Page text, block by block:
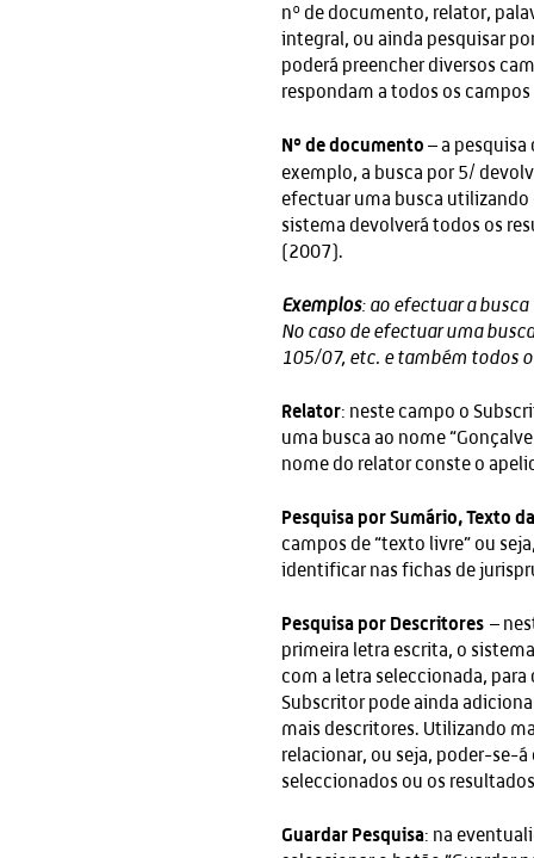
nº de documento, relator,
integral, ou ainda pesquisar
poderá preencher diversos
respondam a todos os
Nº de documento – a
exemplo, a busca por 5/
efectuar uma busca
sistema devolverá todos os
(2007).
Exemplos: ao efectuar a
No caso de efectuar uma
105/07, etc. e também todos
Relator: neste campo o
uma busca ao nome
nome do relator conste o
Pesquisa por Sumário, Texto
campos de “texto livre” ou
identificar nas fichas de
Pesquisa por Descritores –
primeira letra escrita, o
com a letra seleccionada,
Subscritor pode ainda
mais descritores. Utilizando
relacionar, ou seja, poder-se-
seleccionados ou os
Guardar Pesquisa: na